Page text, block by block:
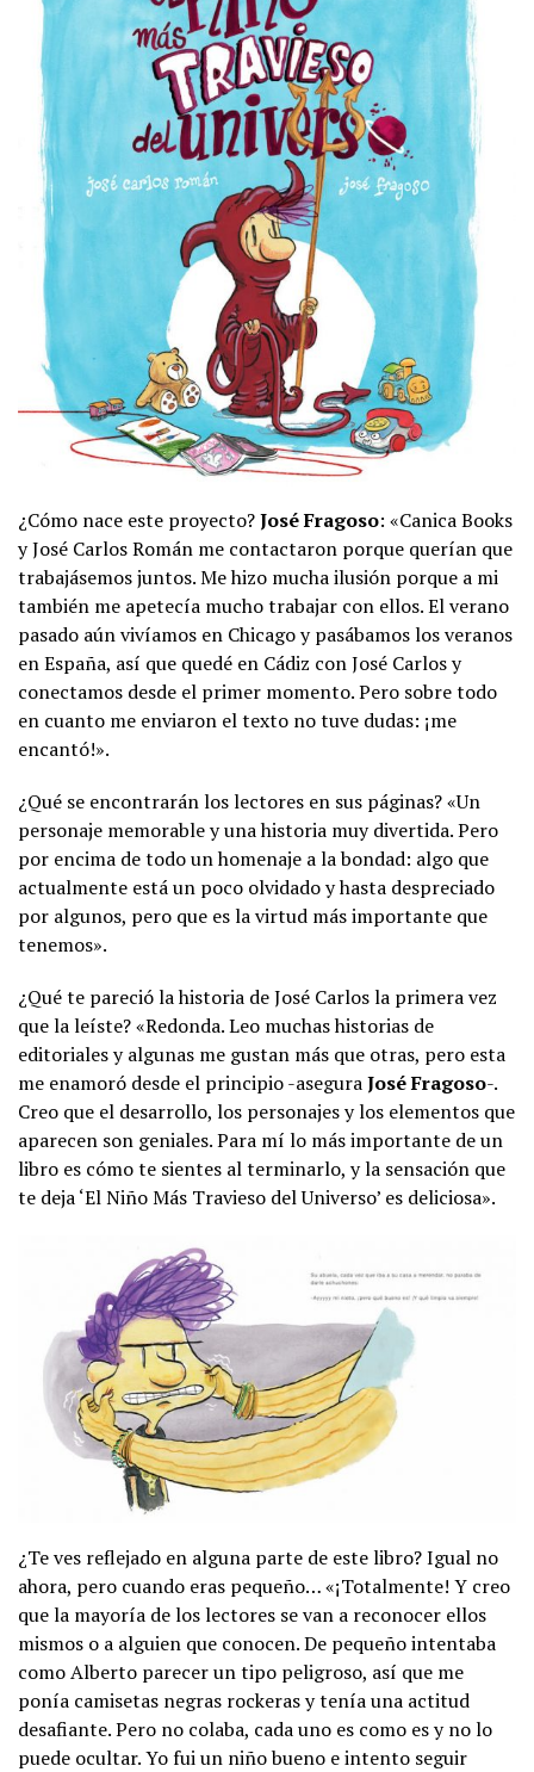
¿Cómo nace este proyecto?José Fragoso: «Canica Books
y José Carlos Román me contactaron porque querían que
trabajásemos juntos. Me hizo mucha ilusión porque a mi
también me apetecía mucho trabajar con ellos. El verano
pasado aún vivíamos en Chicago y pasábamos los veranos
en España, así que quedé en Cádiz con José Carlos y
conectamos desde el primer momento. Pero sobre todo
en cuanto me enviaron el texto no tuve dudas: ¡me
encantó!».
¿Qué se encontrarán los lectores en sus páginas? «Un
personaje memorable y una historia muy divertida. Pero
por encima de todo un homenaje a la bondad: algo que
actualmente está un poco olvidado y hasta despreciado
por algunos, pero que es la virtud más importante que
tenemos».
¿Qué te pareció la historia de José Carlos la primera vez
que la leíste? «Redonda. Leo muchas historias de
editoriales y algunas me gustan más que otras, pero esta
me enamoró desde el principio -aseguraJosé Fragoso-.
Creo que el desarrollo, los personajes y los elementos que
aparecen son geniales. Para mí lo más importante de un
libro es cómo te sientes al terminarlo, y la sensación que
te deja ‘El Niño Más Travieso del Universo’ es deliciosa».
¿Te ves reflejado en alguna parte de este libro? Igual no
ahora, pero cuando eras pequeño… «¡Totalmente! Y creo
que la mayoría de los lectores se van a reconocer ellos
mismos o a alguien que conocen. De pequeño intentaba
como Alberto parecer un tipo peligroso, así que me
ponía camisetas negras rockeras y tenía una actitud
desafiante. Pero no colaba, cada uno es como es y no lo
puede ocultar. Yo fui un niño bueno e intento seguir